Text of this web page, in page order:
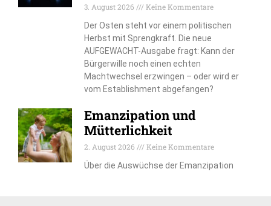
3. August 2026
Keine Kommentare
Der Osten steht vor einem politischen
Herbst mit Sprengkraft. Die neue
AUFGEWACHT-Ausgabe fragt: Kann der
Bürgerwille noch einen echten
Machtwechsel erzwingen – oder wird er
vom Establishment abgefangen?
Emanzipation und
Mütterlichkeit
2. August 2026
Keine Kommentare
Über die Auswüchse der Emanzipation